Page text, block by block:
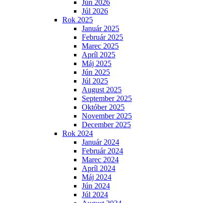
Jún 2026
Júl 2026
Rok 2025
Január 2025
Február 2025
Marec 2025
Apríl 2025
Máj 2025
Jún 2025
Júl 2025
August 2025
September 2025
Október 2025
November 2025
December 2025
Rok 2024
Január 2024
Február 2024
Marec 2024
Apríl 2024
Máj 2024
Jún 2024
Júl 2024